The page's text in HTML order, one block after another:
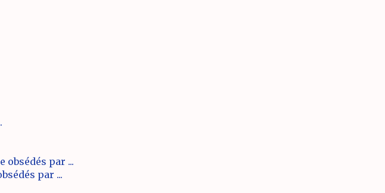
obsédés par ...
par ...